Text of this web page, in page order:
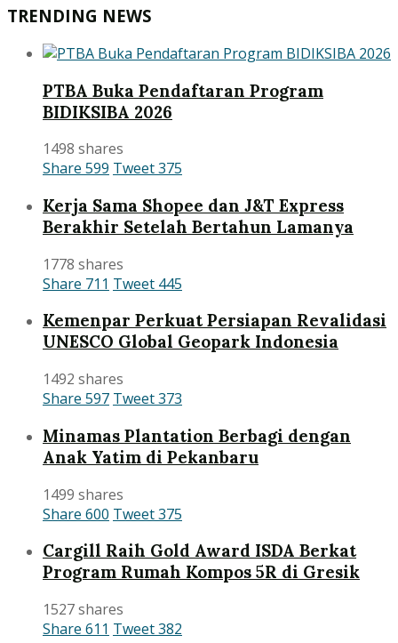
TRENDING NEWS
PTBA Buka Pendaftaran Program
BIDIKSIBA 2026
1498 shares
Share 599 Tweet375
Kerja Sama Shopee dan J&T Express
Berakhir Setelah Bertahun Lamanya
1778 shares
Share 711 Tweet 445
Kemenpar Perkuat Persiapan Revalidasi
UNESCO Global Geopark Indonesia
1492 shares
Share 597 Tweet373
Minamas Plantation Berbagi dengan
Anak Yatim di Pekanbaru
1499 shares
Share 600 Tweet375
Cargill Raih Gold Award ISDA Berkat
Program Rumah Kompos 5R di Gresik
1527 shares
Share 611 Tweet382